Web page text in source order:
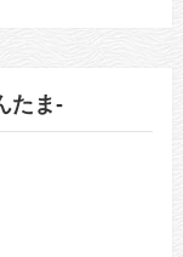
たま-